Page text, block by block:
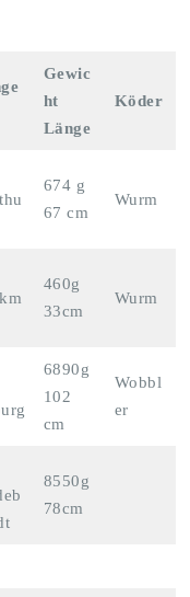
e
s
F
i
h
2
2
Gewic
ht
Länge
Köder
674 g
67 cm
Wurm
460g
33cm
Wurm
6890g
102
cm
Wobbl
er
8550g
78cm